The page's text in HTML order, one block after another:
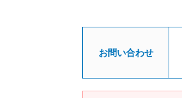
お問い合わせ